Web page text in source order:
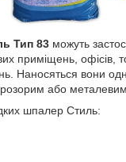
Тип 83 можуть
приміщень, офісів,
Наносяться вони
або
шпалер Стиль: